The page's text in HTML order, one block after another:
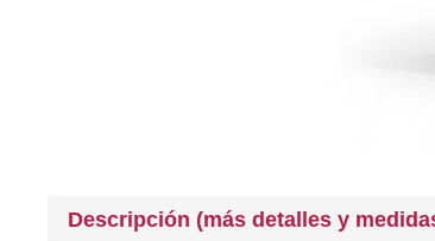
Descripción (más detalles y